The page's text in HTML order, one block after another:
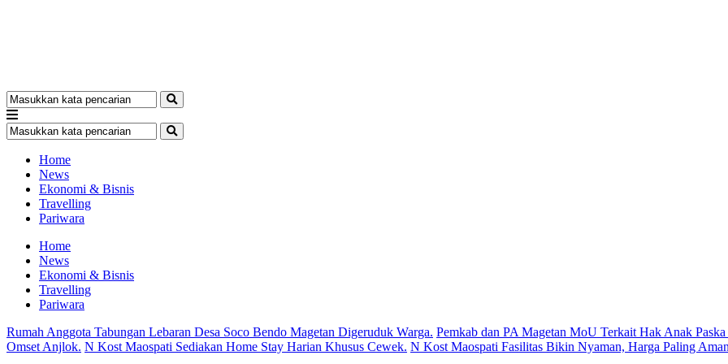
Home
News
Ekonomi & Bisnis
Travelling
Pariwara
Home
News
Ekonomi & Bisnis
Travelling
Pariwara
Rumah Anggota Tabungan Lebaran Desa Soco Bendo Magetan Digeruduk Warga. Pemkab dan PA Magetan MoU Terkait Hak Anak Paska
Omset Anjlok. N Kost Maospati Sediakan Home Stay Harian Khusus Cewek. N Kost Maospati Fasilitas Bikin Nyaman, Harga Paling